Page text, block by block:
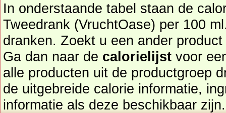
In onderstaande tabel staan de
Tweedrank (VruchtOase) per 100
dranken. Zoekt u een ander product en de calorieën daarvan?
Ga dan naar de calorielijst voor een
alle producten uit de productgroep
de uitgebreide calorie informatie,
informatie als deze beschikbaar zijn.